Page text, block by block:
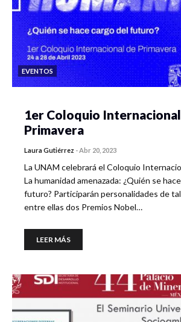
EVENTOS
1er Coloquio
Primavera
Laura Gutiérrez -Abr 20, 2023
La UNAM celebrará el Coloquio
La humanidad amenazada: ¿Quién se
futuro? Participarán personalidades de
entre ellas dos Premios Nobel…
LEER MÁS